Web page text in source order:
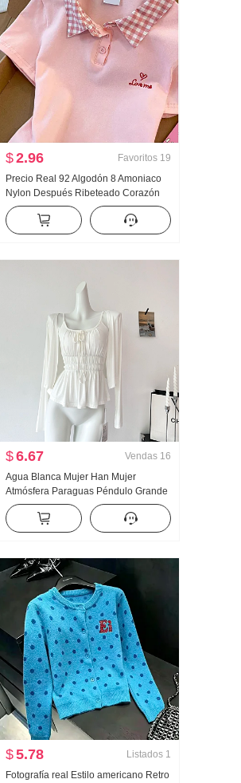
$2.96 Favoritos 19
Precio Real 92 Algodón 8 Amoniaco
Nylon Después Ribeteado Corazón
Bordado Dulce Corto Cuello polo
Camiseta Ajustado Petite Moda
$6.67 Vendas 16
Agua Blanca Mujer Han Mujer
Atmósfera Paraguas Péndulo Grande
u Collar Tirantes Dos Ropa Diseño
Sentido Cárdigan Mujer Verano
Adelgazante Tirantes Top
$5.78 Listados 1
Fotografía real Estilo americano Retro